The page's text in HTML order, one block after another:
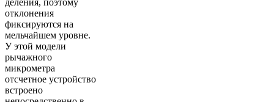
деления, поэтому
отклонения
фиксируются на
мельчайшем уровне.
У этой модели
рычажного
микрометра
отсчетное устройство
встроено